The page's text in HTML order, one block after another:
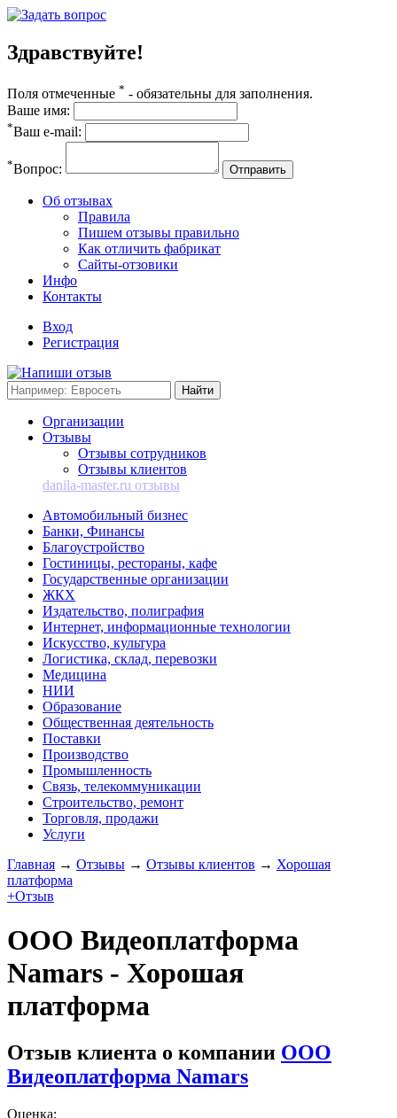
Здравствуйте!
Поля отмеченные * - обязательны для заполнения.
Ваше имя:
*Ваш e-mail:
*Вопрос: Отправить
Об отзывах
Правила
Пишем отзывы правильно
Как отличить фабрикат
Сайты-отзовики
Инфо
Контакты
Вход
Регистрация
Организации
Отзывы
Отзывы сотрудников
Отзывы клиентов
danila-master.ru отзывы
Автомобильный бизнес
Банки, Финансы
Благоустройство
Гостиницы, рестораны, кафе
Государственные организации
ЖКХ
Издательство, полиграфия
Интернет, информационные технологии
Искусство, культура
Логистика, склад, перевозки
Медицина
НИИ
Образование
Общественная деятельность
Поставки
Производство
Промышленность
Связь, телекоммуникации
Строительство, ремонт
Торговля, продажи
Услуги
Главная → Отзывы → Отзывы клиентов → Хорошая
платформа
+Отзыв
ООО Видеоплатформа
Namars - Хорошая
платформа
Отзыв клиента о компании ООО
Видеоплатформа Namars
Оценка: